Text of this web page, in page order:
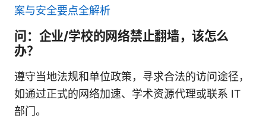
案与安全要点全解析
问：企业/学校的网络禁止翻墙，该怎么
办？
遵守当地法规和单位政策，寻求合法的访问途径，
如通过正式的网络加速、学术资源代理或联系 IT
部门。